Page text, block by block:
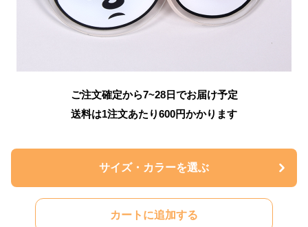
ご注文確定から7~28日でお届け予定
送料は1注文あたり600円かかります
サイズ・カラーを選ぶ
カートに追加する